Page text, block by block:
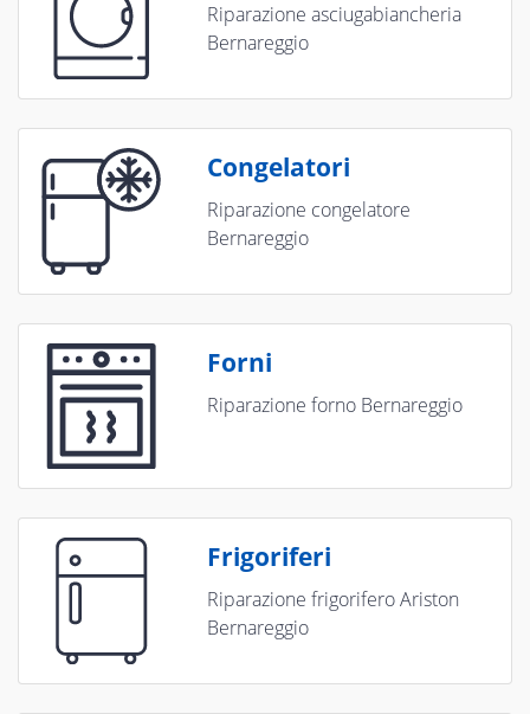
Riparazione asciugabiancheria
Bernareggio
Congelatori
Riparazione congelatore
Bernareggio
Forni
Riparazione forno Bernareggio
Frigoriferi
Riparazione frigorifero Ariston
Bernareggio